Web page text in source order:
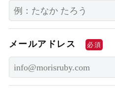
メールアドレス 必須